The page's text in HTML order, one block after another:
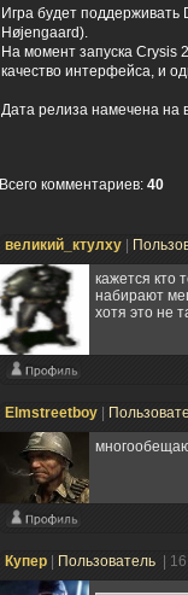
Игра будет
Højengaard).
На момент запуска Crysis
качество интерфейса, и
Дата релиза намечена на
Всего комментариев: 40
великий_ктулху
кажется кто
набирают
хотя это не
Elmstreetboy
Купер Пользователь |